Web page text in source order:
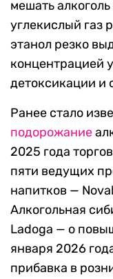
мешать
углекислый газ
этанол резко
концентрацией
детоксикации и
Ранее стало
подорожание
2025 года
пяти ведущих
напитков —
Алкогольная
Ladoga — о
января 2026
прибавка в